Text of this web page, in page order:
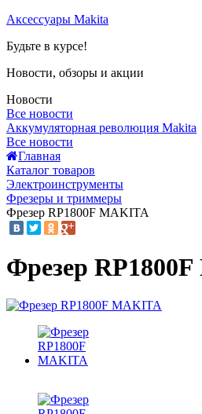
Аксессуары Makita
Будьте в курсе!
Новости, обзоры и акции
Новости
Все новости
Аккумуляторная революция Makita
Все новости
Главная
Каталог товаров
Электроинструменты
Фрезеры и триммеры
Фрезер RP1800F MAKITA
Фрезер